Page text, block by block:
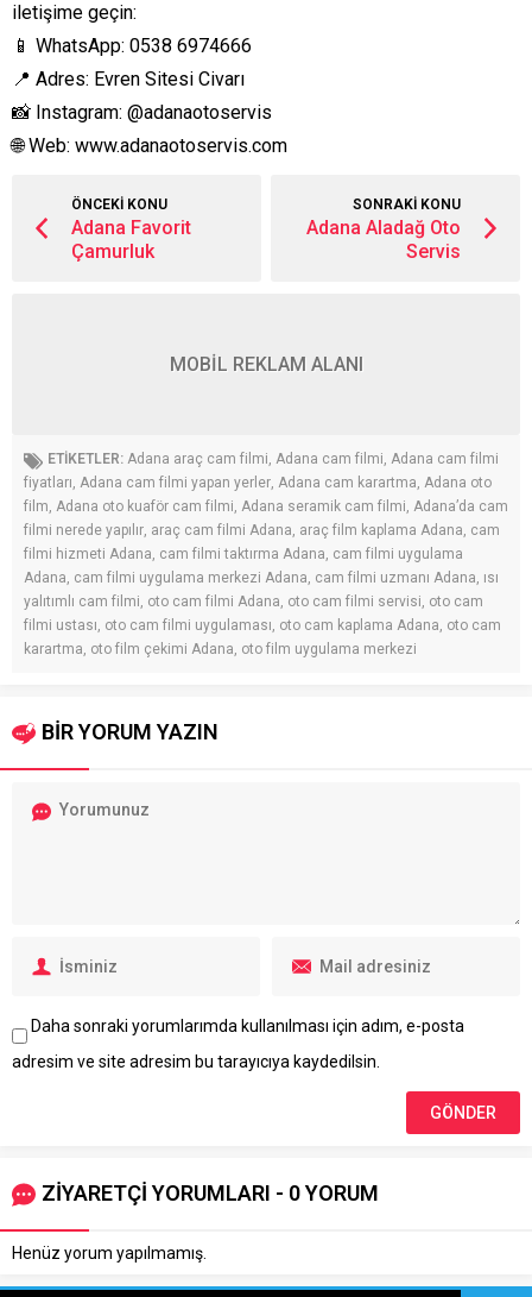
iletişime geçin:
📱 WhatsApp: 0538 6974666
📍 Adres: Evren Sitesi Civarı
📸 Instagram: @adanaotoservis
🌐 Web: www.adanaotoservis.com
ÖNCEKİ KONU
Adana Favorit
Çamurluk
SONRAKİ KONU
Adana Aladağ Oto
Servis
MOBİL REKLAM ALANI
ETİKETLER: Adana araç cam filmi, Adana cam filmi, Adana cam filmi
fiyatları, Adana cam filmi yapan yerler, Adana cam karartma, Adana oto
film, Adana oto kuaför cam filmi, Adana seramik cam filmi, Adana’da cam
filmi nerede yapılır, araç cam filmi Adana, araç film kaplama Adana, cam
filmi hizmeti Adana, cam filmi taktırma Adana, cam filmi uygulama
Adana, cam filmi uygulama merkezi Adana, cam filmi uzmanı Adana, ısı
yalıtımlı cam filmi, oto cam filmi Adana, oto cam filmi servisi, oto cam
filmi ustası, oto cam filmi uygulaması, oto cam kaplama Adana, oto cam
karartma, oto film çekimi Adana, oto film uygulama merkezi
BİR YORUM YAZIN
Daha sonraki yorumlarımda kullanılması için adım, e-posta
adresim ve site adresim bu tarayıcıya kaydedilsin.
ZİYARETÇİ YORUMLARI - 0 YORUM
Henüz yorum yapılmamış.